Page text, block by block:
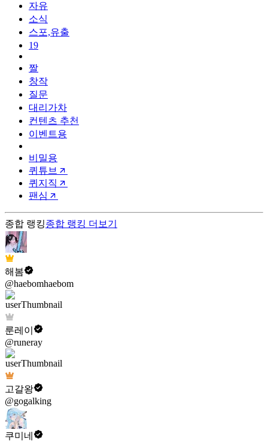
자유
소식
스포,유출
19
짤
창작
질문
대리가차
컨텐츠 추천
이벤트용
비밀용
퀴튜브
퀴지직
팬심
종합 랭킹종합 랭킹 더보기
해봄
@haebomhaebom
룬레이
@runeray
고갈왕
@gogalking
쿠미네